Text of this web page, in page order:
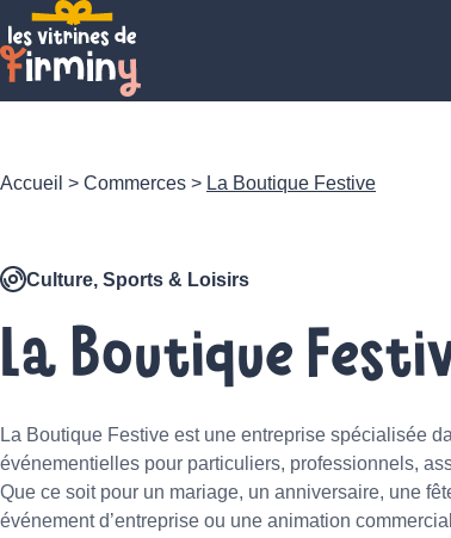
Accueil > Commerces > La Boutique Festive
Culture, Sports & Loisirs
La Boutique
La Boutique Festive est une entreprise spécialisée
événementielles pour particuliers, professionnels,
Que ce soit pour un mariage, un anniversaire, une
événement d’entreprise ou une animation